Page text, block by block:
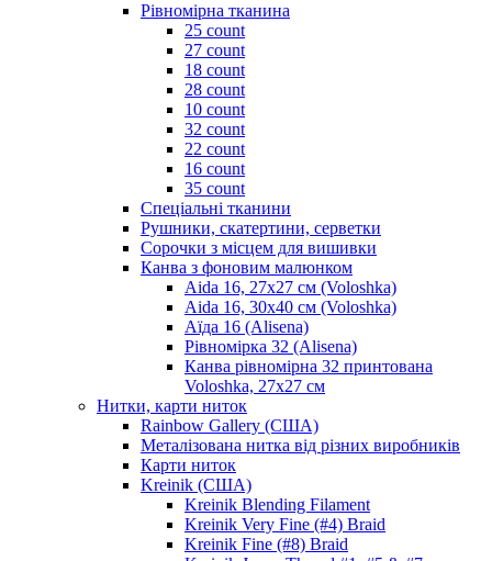
Рівномірна тканина
25 count
27 count
18 count
28 count
10 count
32 count
22 count
16 count
35 count
Спеціальні тканини
Рушники, скатертини, серветки
Сорочки з місцем для вишивки
Канва з фоновим малюнком
Aida 16, 27х27 см (Voloshka)
Aida 16, 30х40 см (Voloshka)
Аїда 16 (Alisena)
Рівномірка 32 (Alisena)
Канва рівномірна 32 принтована
Voloshka, 27х27 см
Нитки, карти ниток
Rainbow Gallery (США)
Металізована нитка від різних виробників
Карти ниток
Kreinik (США)
Kreinik Blending Filament
Kreinik Very Fine (#4) Braid
Kreinik Fine (#8) Braid